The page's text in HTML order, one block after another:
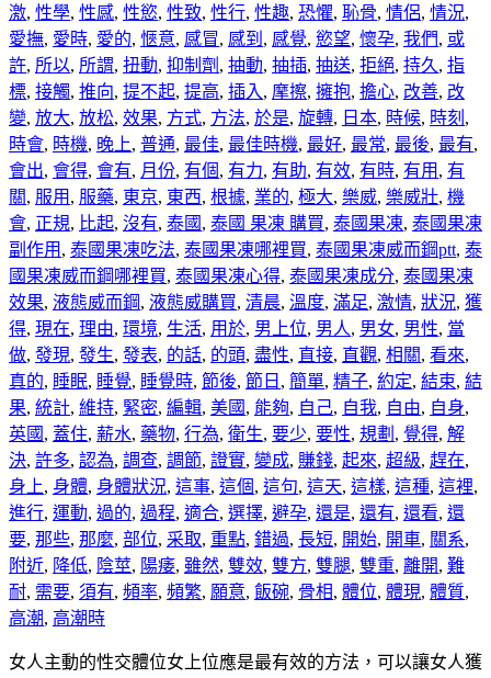
激, 性學, 性感, 性慾, 性致, 性行, 性趣, 恐懼, 恥骨, 情侶, 情況,
愛撫, 愛時, 愛的, 愜意, 感冒, 感到 , 感覺, 慾望, 懷孕, 我們, 或
許, 所以, 所謂, 扭動, 抑制劑 , 抽動, 抽插, 抽送, 拒絕, 持久 , 指
標, 接觸, 推向, 提不起, 提高, 插入 , 摩擦, 擁抱, 擔心, 改善, 改
變, 放大, 放松, 效果, 方式, 方法, 於是, 旋轉, 日本, 時候, 時刻 ,
時會, 時機, 晚上, 普通, 最佳, 最佳時機, 最好, 最常, 最後, 最有,
會出, 會得, 會有, 月份, 有個, 有力, 有助, 有效, 有時, 有用 , 有
關, 服用 , 服藥, 東京, 東西, 根據, 業的, 極大, 樂威, 樂威壯, 機
會, 正規, 比起, 沒有, 泰國 , 泰國 果凍 購買, 泰國果凍, 泰國果凍
副作用 , 泰國果凍吃法, 泰國果凍哪裡買, 泰國果凍威而鋼ptt, 泰
國果凍威而鋼哪裡買, 泰國果凍心得, 泰國果凍成分, 泰國果凍
效果, 液態威而鋼, 液態威購買, 清晨, 溫度, 滿足, 激情, 狀況, 獲
得, 現在, 理由, 環境, 生活, 用於, 男上位, 男人, 男女, 男性, 當
做, 發現, 發生, 發表, 的話, 的頭, 盡性, 直接, 直觀, 相關, 看來,
真的, 睡眠, 睡覺, 睡覺時, 節後, 節日 , 簡單, 精子, 約定, 結束, 結
果, 統計, 維持, 緊密, 編輯, 美國 , 能夠, 自己, 自我, 自由, 自身,
英國 , 蓋住, 薪水, 藥物, 行為, 衛生, 要少, 要性, 規劃 , 覺得, 解
決, 許多, 認為, 調查, 調節, 證實, 變成, 賺錢, 起來, 超級, 趕在,
身上, 身體, 身體狀況, 這事, 這個, 這句, 這天, 這樣, 這種, 這裡,
進行, 運動, 過的, 過程, 適合, 選擇, 避孕, 還是, 還有, 還看, 還
要, 那些, 那麼, 部位, 采取, 重點, 錯過, 長短, 開始, 開車, 關系,
附近, 降低, 陰莖, 陽痿, 雖然, 雙效, 雙方, 雙腿, 雙重, 離開, 難
耐, 需要, 須有, 頻率, 頻繁, 願意, 飯碗, 骨相, 體位, 體現, 體質,
高潮, 高潮時
女人主動的性交體位女上位應是最有效的方法，可以讓女人獲